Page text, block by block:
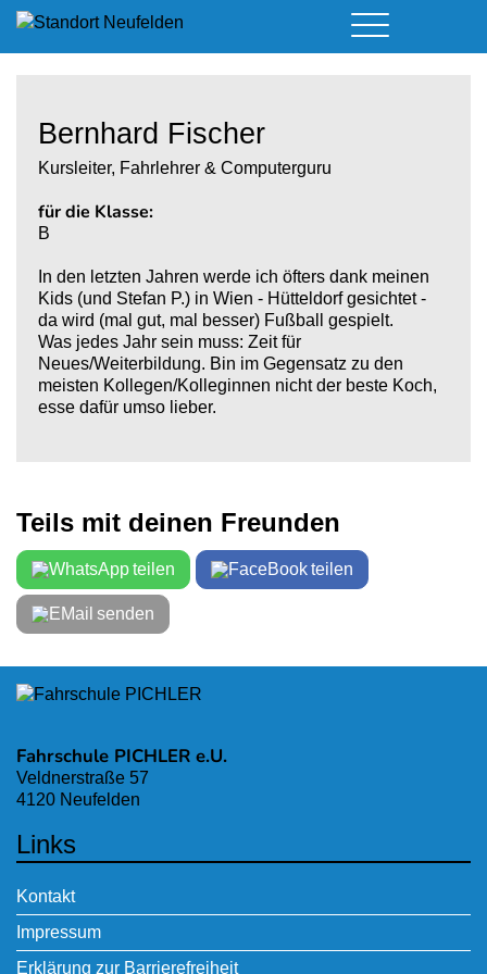
A - Scheine + Code 111
B - Scheine
C - Schein
Kursorte
Neufelden
Aigen-Schlägl
Service
Prüfungstermine
Downloads
Bernhard Fischer
Kursleiter, Fahrlehrer & Computerguru
für die Klasse:
B
In den letzten Jahren werde ich öfters dank meinen
Kids (und Stefan P.) in Wien - Hütteldorf gesichtet -
da wird (mal gut, mal besser) Fußball gespielt.
Was jedes Jahr sein muss: Zeit für
Neues/Weiterbildung. Bin im Gegensatz zu den
meisten Kollegen/Kolleginnen nicht der beste Koch,
esse dafür umso lieber.
Teils mit deinen Freunden
teilen teilen
senden
Fahrschule PICHLER e.U.
Veldnerstraße 57
4120 Neufelden
Links
Kontakt
Impressum
Erklärung zur Barrierefreiheit